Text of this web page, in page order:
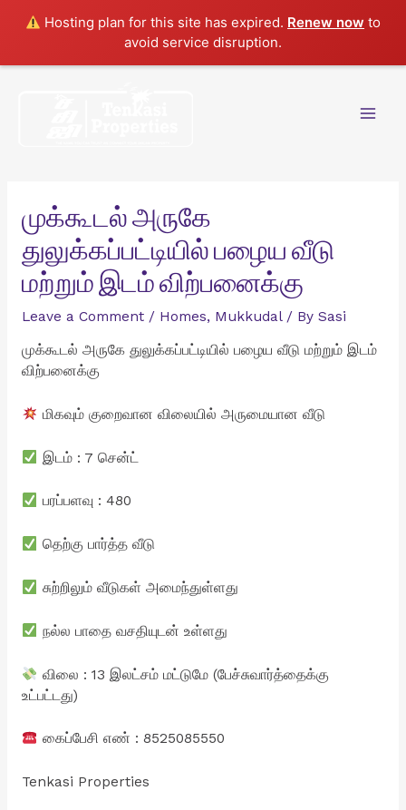
Hosting plan for this site has expired. Renew now to
avoid service disruption.
முக்கூடல் அருகே
துலுக்கப்பட்டியில் பழைய வீடு
மற்றும் இடம் விற்பனைக்கு
Leave a Comment / Homes, Mukkudal/ By Sasi
முக்கூடல் அருகே துலுக்கப்பட்டியில் பழைய வீடு மற்றும் இடம்
விற்பனைக்கு
மிகவும் குறைவான விலையில் அருமையான வீடு
இடம் : 7 சென்ட்
பரப்பளவு : 480
தெற்கு பார்த்த வீடு
சுற்றிலும் வீடுகள் அமைந்துள்ளது
நல்ல பாதை வசதியுடன் உள்ளது
விலை : 13 இலட்சம் மட்டுமே (பேச்சுவார்த்தைக்கு
உட்பட்டது)
கைப்பேசி எண் : 8525085550
Tenkasi Properties